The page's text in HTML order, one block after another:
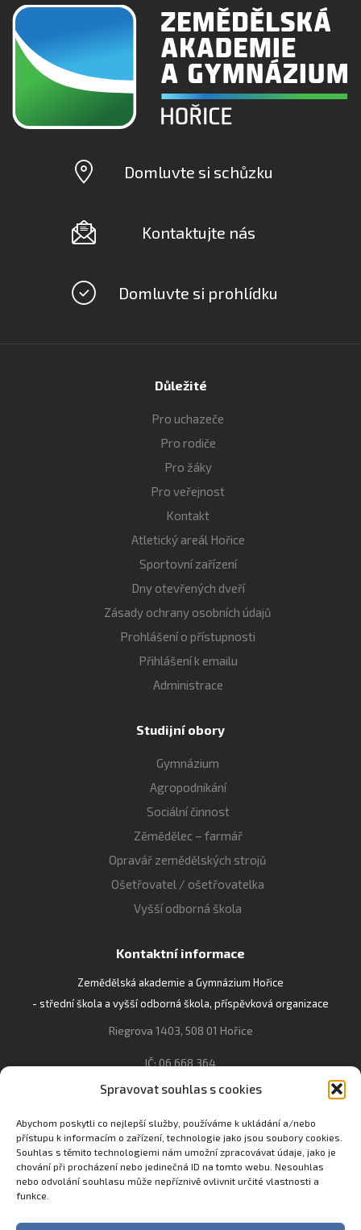
Spravovat souhlas s cookies
Abychom poskytli co nejlepší služby, používáme k ukládání a/nebo
přístupu k informacím o zařízení, technologie jako jsou soubory cookies.
Souhlas s těmito technologiemi nám umožní zpracovávat údaje, jako je
chování při procházení nebo jedinečná ID na tomto webu. Nesouhlas
nebo odvolání souhlasu může nepříznivě ovlivnit určité vlastnosti a
funkce.
Domluvte si schůzku
Kontaktujte nás
Domluvte si prohlídku
Důležité
Pro uchazeče
Pro rodiče
Pro žáky
Pro veřejnost
Kontakt
Atletický areál Hořice
Sportovní zařízení
Dny otevřených dveří
Zásady ochrany osobních údajů
Prohlášení o přístupnosti
Přihlášení k emailu
Administrace
Studijní obory
Gymnázium
Agropodnikání
Sociální činnost
Zěmědělec – farmář
Opravář zemědělských strojů
Ošetřovatel / ošetřovatelka
Vyšší odborná škola
Kontaktní informace
Zemědělská akademie a Gymnázium Hořice
- střední škola a vyšší odborná škola, příspěvková organizace
Riegrova 1403, 508 01 Hořice
IČ: 06 668 364
493 623 021, 493 623 022
info@gozhorice.cz
www.zaghorice.cz
Pověřenec pro ochranu osobních údajů:
Innovation One s.r.o. IČO: 04734807 Březenecká 4808 430 04